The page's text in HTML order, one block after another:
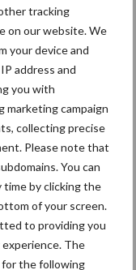
tracking
on our website. We
your device and
address and
you with
marketing campaign
collecting precise
Please note that
You can
by clicking the
of your screen.
to providing you
The
the following
Fokkerij
&